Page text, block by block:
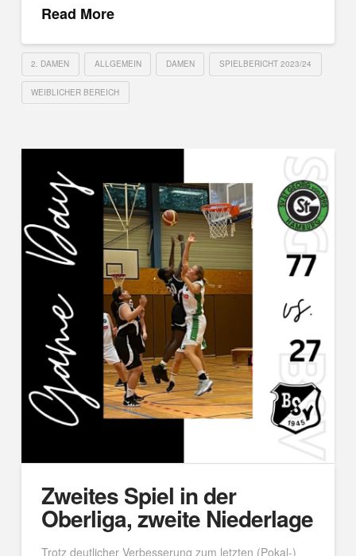
Read More
2. DAMEN ALLGEMEIN DAMEN SPIELBERICHT 2023/24
WEIBLICHER BEREICH
Zweites Spiel in der
Oberliga, zweite Niederlage
Trotz deutlicher Verbesserung zum letzten (Pokal-)